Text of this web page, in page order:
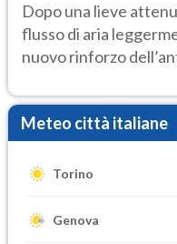
Dopo una lieve
flusso di aria
nuovo rinforzo
Meteo città italiane
Torino
Genova